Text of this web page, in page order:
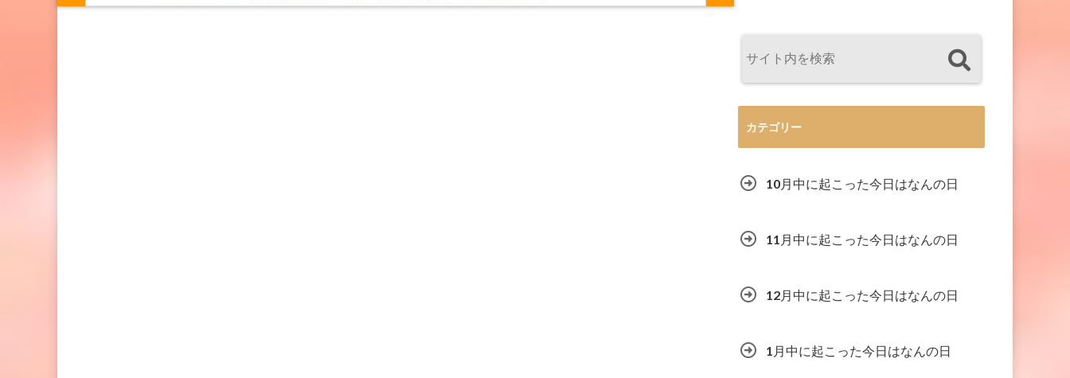
カテゴリー
10月中に起こった今日はなんの日
11月中に起こった今日はなんの日
12月中に起こった今日はなんの日
1月中に起こった今日はなんの日